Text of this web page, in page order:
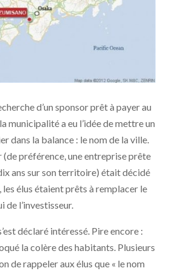
d’un sponsor prêt à payer au
municipalité a eu l’idée de mettre un
dans la balance : le nom de la ville.
(de préférence, une entreprise prête
ans sur son territoire) était décidé
élus étaient prêts à remplacer le
de l’investisseur.
déclaré intéressé. Pire encore :
la colère des habitants. Plusieurs
de rappeler aux élus que « le nom